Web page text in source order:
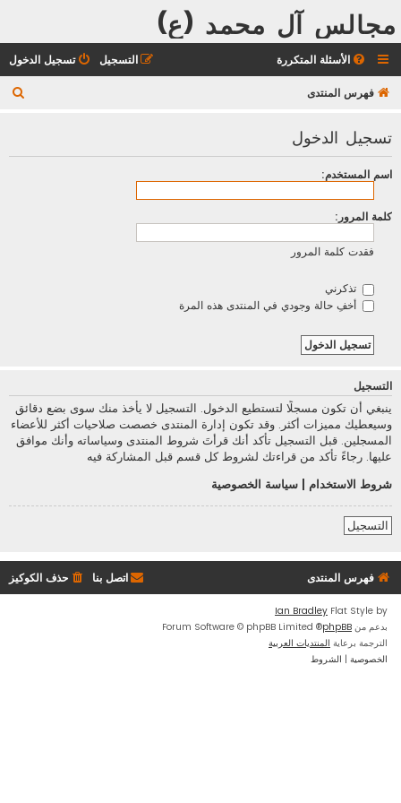
مجالس آل محمد (ع)
الأسئلة المتكررة تسجيل الدخول التسجيل
فهرس المنتدى
تسجيل الدخول
اسم المستخدم:
كلمة المرور:
فقدت كلمة المرور
تذكرني
أخفِ حالة وجودي في المنتدى هذه المرة
التسجيل
ينبغي أن تكون مسجلًا لتستطيع الدخول. التسجيل لا يأخذ منك سوى بضع دقائق
وسيعطيك مميزات أكثر. وقد تكون إدارة المنتدى خصصت صلاحيات أكثر للأعضاء
المسجلين. قبل التسجيل تأكد أنك قرأتَ شروط المنتدى وسياساته وأنك موافق
عليها. رجاءً تأكد من قراءتك لشروط كل قسم قبل المشاركة فيه
شروط الاستخدام
سياسة الخصوصية
التسجيل
فهرس المنتدى حذف الكوكيز اتصل بنا
Flat Style by
Ian Bradley
بدعم من phpBB
® Forum Software © phpBB Limited
الترجمة برعاية المنتديات العربية
الخصوصية | الشروط